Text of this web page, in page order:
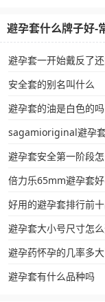
避孕套什么牌子好-
避孕套一开始戴反了
安全套的别名叫什么
避孕套的油是白色的吗
sagamioriginal避孕
避孕套安全第一阶段
倍力乐65mm避孕套
好用的避孕套排行前
避孕套大小号尺寸怎
避孕药怀孕的几率多
避孕套有什么品种吗